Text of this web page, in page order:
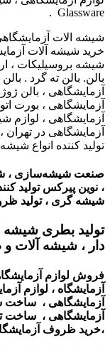
Glassware .
شیشه الات
خرید شیشه آلات
شیشه بروسیلیکات ،
بالن. بالن ته گرد .
آزمایشگاهی ، بالن
آزمایشگاهی ، بورت
آزمایشگاهی ، لوازم
آزمایشگاهی در
تولید کننده انواع
صنعت شیشه‌سازی ،
، نوین پیرکس تولید
شیشه گری ،تولید
تولید بطری
دار ، شیشه آلات
فروش لوازم
آزمایشگاه ، لوازم
آزمایشگاهی ، ساخت
آزمایشگاهی ، ساخت
،خرید ظروف